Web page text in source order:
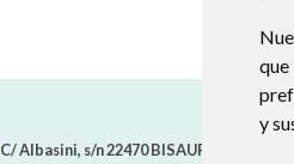
y
C/ Albasini, s/n22470BISAURRI (HUESCA)